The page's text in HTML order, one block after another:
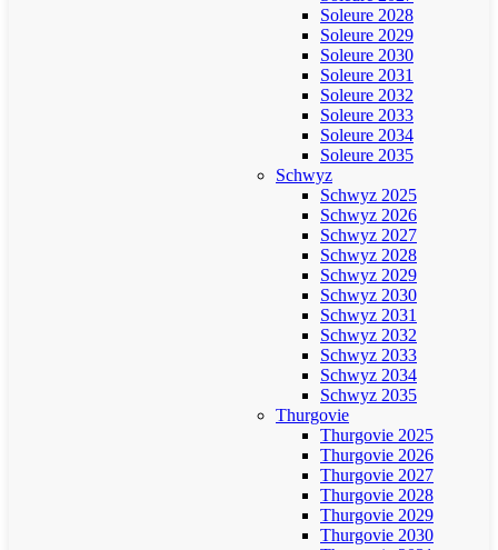
Soleure 2028
Soleure 2029
Soleure 2030
Soleure 2031
Soleure 2032
Soleure 2033
Soleure 2034
Soleure 2035
Schwyz
Schwyz 2025
Schwyz 2026
Schwyz 2027
Schwyz 2028
Schwyz 2029
Schwyz 2030
Schwyz 2031
Schwyz 2032
Schwyz 2033
Schwyz 2034
Schwyz 2035
Thurgovie
Thurgovie 2025
Thurgovie 2026
Thurgovie 2027
Thurgovie 2028
Thurgovie 2029
Thurgovie 2030